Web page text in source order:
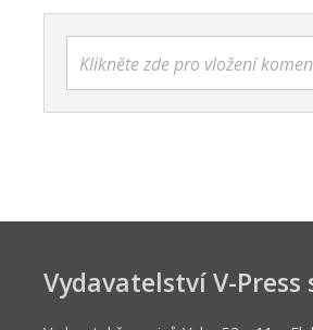
Klikněte zde pro vložení
Vydavatelství V-Press